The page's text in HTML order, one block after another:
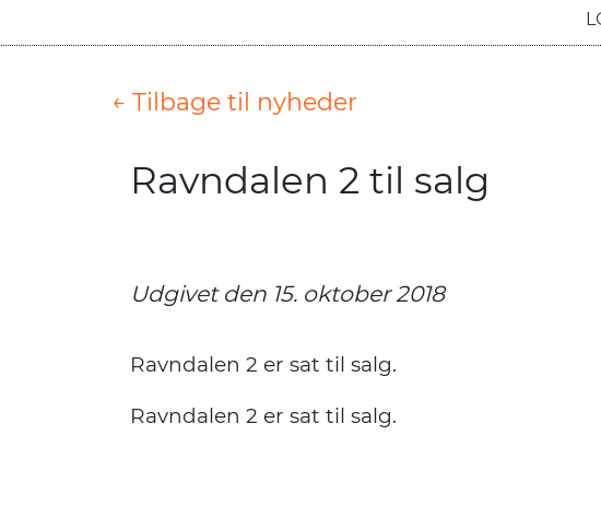
← Tilbage til nyheder
Ravndalen 2 til salg
Udgivet den 15. oktober 2018
Ravndalen 2 er sat til salg.
Ravndalen 2 er sat til salg.